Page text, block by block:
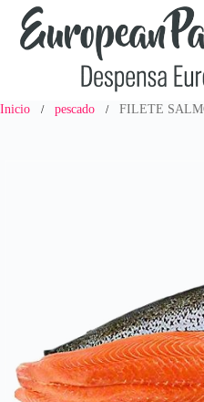
Saltar
contenido
Inicio / pescado / FILETE